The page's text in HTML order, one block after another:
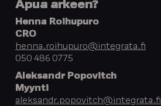
Apua arkeen?
Henna Roihupuro
CRO
henna.roihupuro@integrata.fi
050 486 0775
Aleksandr Popovitch
Myynti
aleksandr.popovitch@integrata.fi